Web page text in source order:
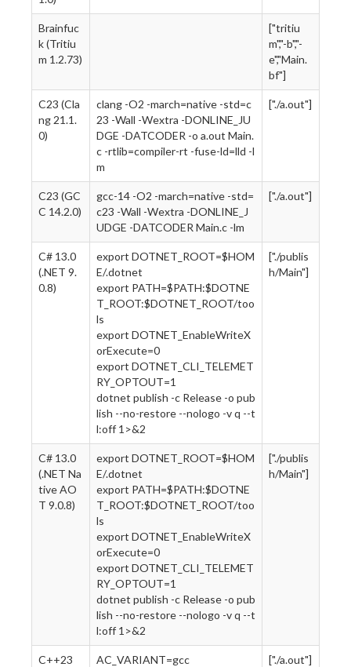
Brainfuc
k (Tritiu
m 1.2.73)
["tritiu
m","-b","-
e","Main.
bf"]
C23 (Cla
ng 21.1.
0)
clang -O2 -march=native -std=c
23 -Wall -Wextra -DONLINE_JU
DGE -DATCODER -o a.out Main.
c -rtlib=compiler-rt -fuse-ld=lld -l
m
["./a.out"]
C23 (GC
C 14.2.0)
gcc-14 -O2 -march=native -std=
c23 -Wall -Wextra -DONLINE_J
UDGE -DATCODER Main.c -lm
["./a.out"]
C# 13.0
(.NET 9.
0.8)
export DOTNET_ROOT=$HOM
E/.dotnet
export PATH=$PATH:$DOTNE
T_ROOT:$DOTNET_ROOT/too
ls
export DOTNET_EnableWriteX
orExecute=0
export DOTNET_CLI_TELEMET
RY_OPTOUT=1
dotnet publish -c Release -o pub
lish --no-restore --nologo -v q --t
l:off 1>&2
["./publis
h/Main"]
C# 13.0
(.NET Na
tive AO
T 9.0.8)
export DOTNET_ROOT=$HOM
E/.dotnet
export PATH=$PATH:$DOTNE
T_ROOT:$DOTNET_ROOT/too
ls
export DOTNET_EnableWriteX
orExecute=0
export DOTNET_CLI_TELEMET
RY_OPTOUT=1
dotnet publish -c Release -o pub
lish --no-restore --nologo -v q --t
l:off 1>&2
["./publis
h/Main"]
C++23 AC_VARIANT=gcc ["./a.out"]